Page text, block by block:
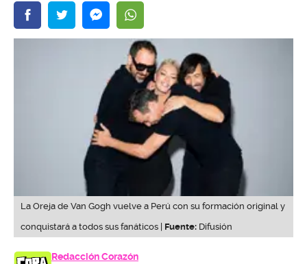
La Oreja de Van Gogh vuelve a Perú con su formación original y
conquistará a todos sus fanáticos | Fuente: Difusión
Redacción Corazón